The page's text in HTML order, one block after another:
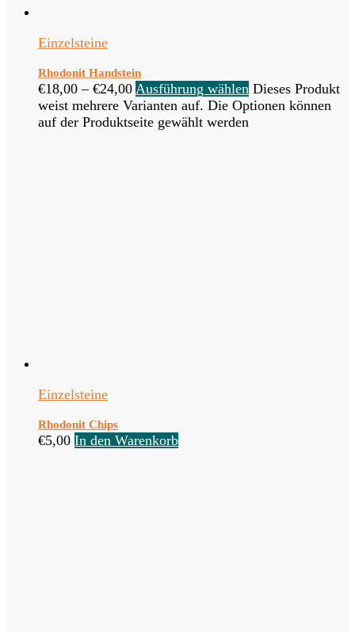
Einzelsteine
Rhodonit Handstein
€18,00 – €24,00 Ausführung wählen Dieses Produkt
weist mehrere Varianten auf. Die Optionen können
auf der Produktseite gewählt werden
Einzelsteine
Rhodonit Chips
€5,00 In den Warenkorb